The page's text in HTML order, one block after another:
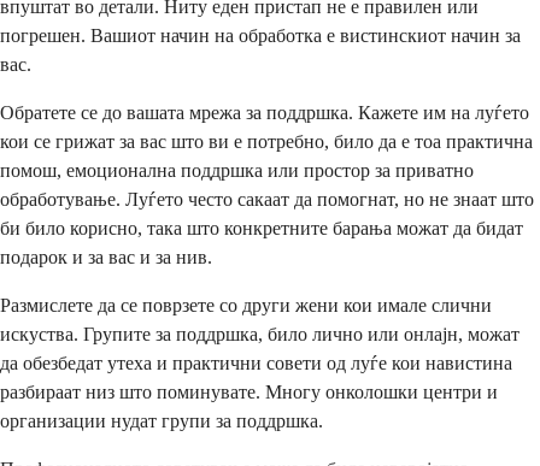
впуштат во детали. Ниту еден пристап не е правилен или
погрешен. Вашиот начин на обработка е вистинскиот начин за
вас.
Обратете се до вашата мрежа за поддршка. Кажете им на луѓето
кои се грижат за вас што ви е потребно, било да е тоа практична
помош, емоционална поддршка или простор за приватно
обработување. Луѓето често сакаат да помогнат, но не знаат што
би било корисно, така што конкретните барања можат да бидат
подарок и за вас и за нив.
Размислете да се поврзете со други жени кои имале слични
искуства. Групите за поддршка, било лично или онлајн, можат
да обезбедат утеха и практични совети од луѓе кои навистина
разбираат низ што поминувате. Многу онколошки центри и
организации нудат групи за поддршка.